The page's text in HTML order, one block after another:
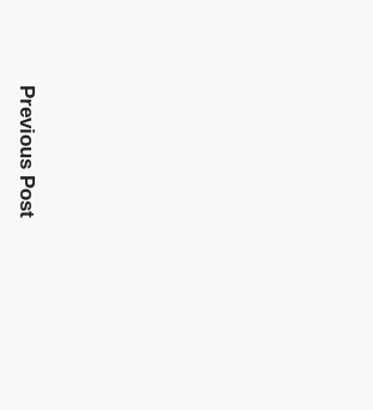
Previous Post